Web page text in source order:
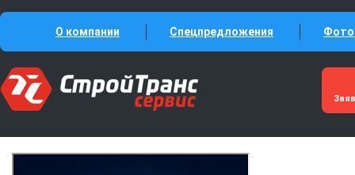
О компании Спецпредложения